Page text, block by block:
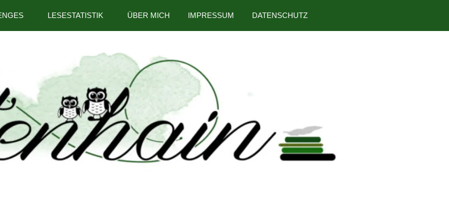
LESESTATISTIK ÜBER MICH IMPRESSUM DATENSCHUTZ